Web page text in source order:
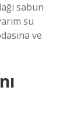
sabun
su
ve